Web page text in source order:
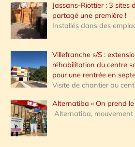
Jassans-Riottier : 3 sites
partagé une première !
Installés dans des
Villefranche s/S :
réhabilitation du centre
pour une rentrée en
Visite de chantier au
Alternatiba « On prend le
Alternatiba, mouvement